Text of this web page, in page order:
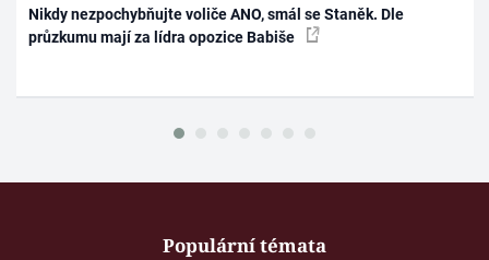
Nikdy nezpochybňujte voliče ANO, smál se Staněk. Dle
průzkumu mají za lídra opozice Babiše
Populární témata